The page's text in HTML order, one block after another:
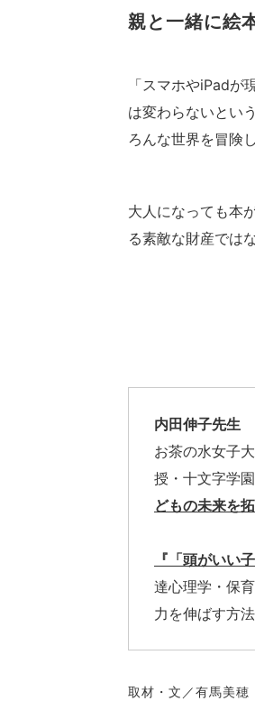
親と一緒に絵
「スマホやiPad
は変わらないとい
ろんな世界を冒険
大人になっても本
る素敵な財産では
内田伸子先生
お茶の水女子
授・十文字学
どもの未来を拓
『「頭がいい
達心理学・保
力を伸ばす方法
取材・文／有馬美穂